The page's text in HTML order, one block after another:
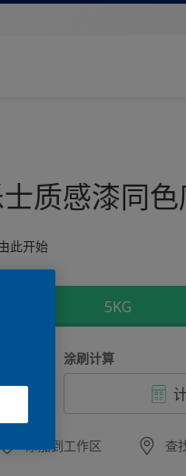
质感漆同
此开始
5KG
涂刷计算
添加到工作区 查